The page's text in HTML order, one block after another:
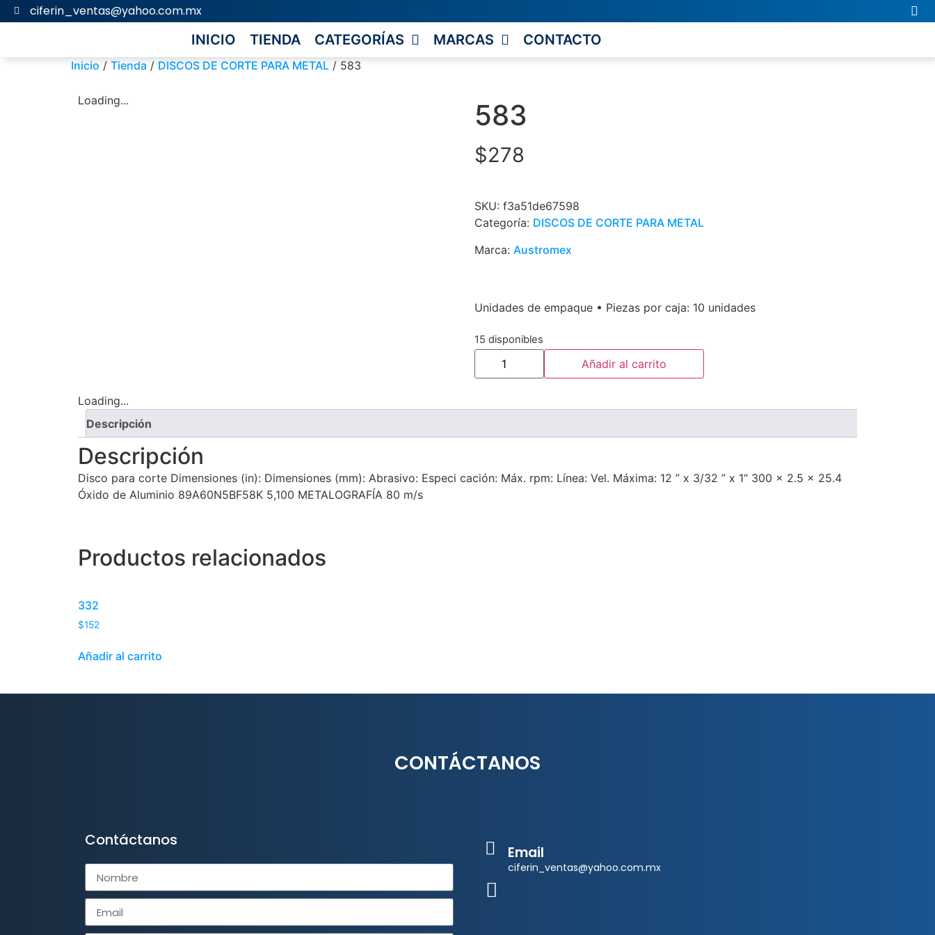
ciferin_ventas@yahoo.com.mx
INICIO TIENDA CATEGORÍAS MARCAS CONTACTO
Inicio / Tienda / DISCOS DE CORTE PARA METAL / 583
Loading... 583
$278
SKU: f3a51de67598
Categoría: DISCOS DE CORTE PARA METAL
Marca: Austromex
Unidades de empaque • Piezas por caja: 10 unidades
15 disponibles
Añadir al carrito
Loading...
Descripción
Descripción
Disco para corte Dimensiones (in): Dimensiones (mm): Abrasivo: Especi cación: Máx. rpm: Línea: Vel. Máxima: 12 ” x 3/32 ” x 1“ 300 x 2.5 x 25.4
Óxido de Aluminio 89A60N5BF58K 5,100 METALOGRAFÍA 80 m/s
Productos relacionados
332
$152
Añadir al carrito
CONTÁCTANOS
Contáctanos
Email
ciferin_ventas@yahoo.com.mx